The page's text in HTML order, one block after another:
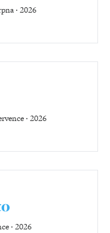
‧ 2026
‧ 2026
‧ 2026